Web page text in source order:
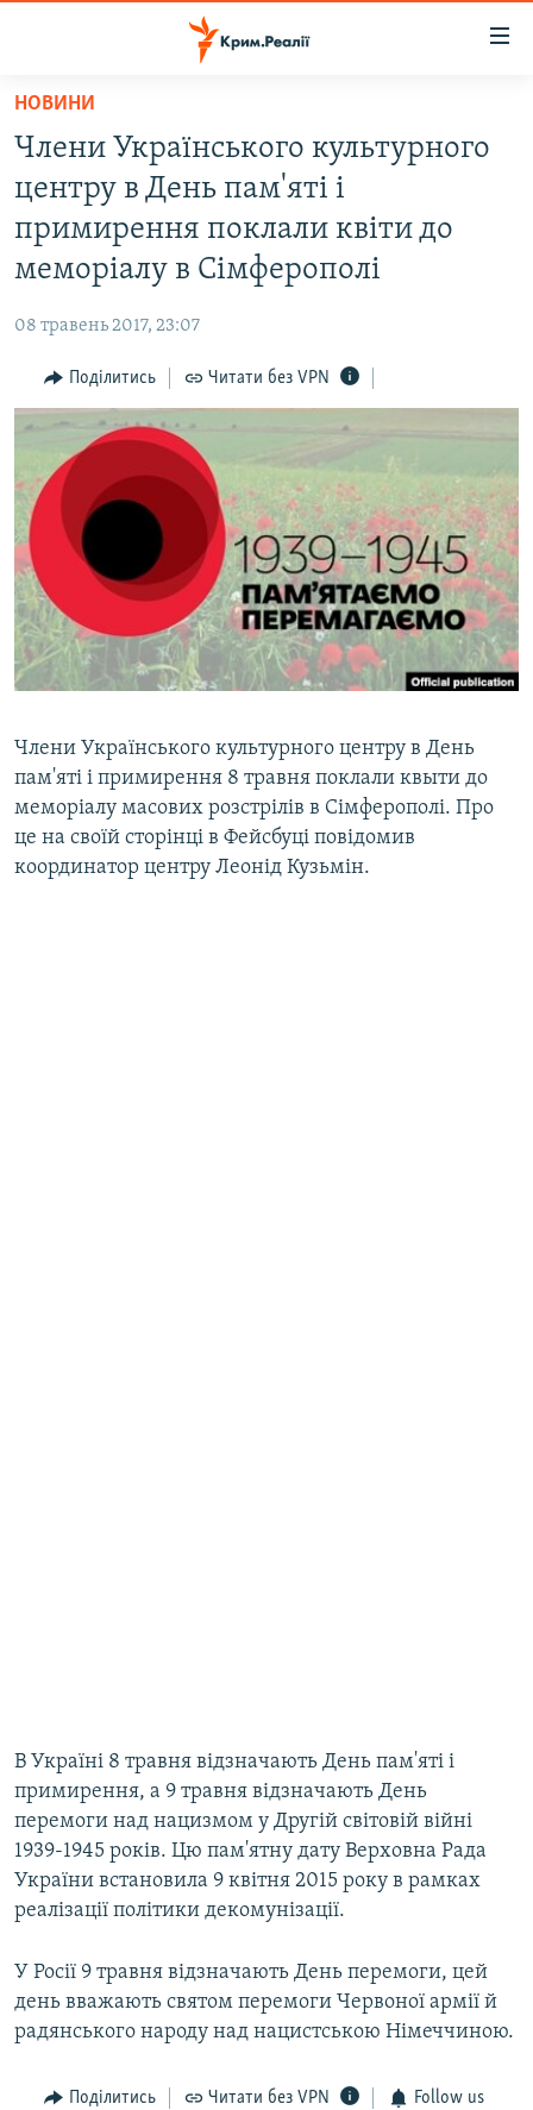
Перейти
основного
матеріалу
до
основної
Перейти
пошуку
ВІДЕО ТА ФОТО
ПОЛІТИКА
ПОГЛЯД
ІНТЕРВ'Ю
ВСЕ ЗА ДЕНЬ
СПЕЦПРОЕКТИ
ДЕПОРТАЦІЯ
ВІДЕОУРОКИ «ELIFBE»
СВІДЧЕННЯ ОКУПАЦІЇ
УКРАЇНСЬКА ПРОБЛЕМА КРИМУ
ІНФОГРАФІКА
ЯК ОБІЙТИ БЛОКУВАННЯ
Русский
Qırımtatar
ДОЛУЧАЙСЯ!
Усі сайти RFE/RL
НОВИНИ
Члени Українського культурного
центру в День пам'яті і
примирення поклали квіти до
меморіалу в Сімферополі
08 травень 2017, 23:07
Поділитись Читати без VPN
Члени Українського культурного центру в День
пам'яті і примирення 8 травня поклали квыти до
меморіалу масових розстрілів в Сімферополі. Про
це на своїй сторінці в Фейсбуці повідомив
координатор центру Леонід Кузьмін.
В Україні 8 травня відзначають День пам'яті і
примирення, а 9 травня відзначають День
перемоги над нацизмом у Другій світовій війні
1939-1945 років. Цю пам'ятну дату Верховна Рада
України встановила 9 квітня 2015 року в рамках
реалізації політики декомунізації.
У Росії 9 травня відзначають День перемоги, цей
день вважають святом перемоги Червоної армії й
радянського народу над нацистською Німеччиною.
Поділитись Читати без VPN Follow us